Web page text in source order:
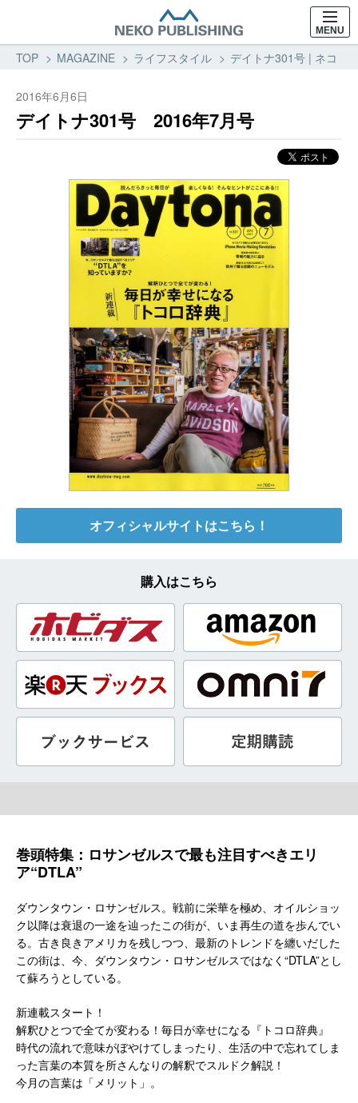
MENU
TOP MAGAZINE ライフスタイル デイトナ301号 | ネコ・
2016年6月6日
デイトナ301号 2016年7月号
オフィシャルサイトはこちら！
購入はこちら
巻頭特集：ロサンゼルスで最も注目すべきエリ
ア“DTLA”
ダウンタウン・ロサンゼルス。戦前に栄華を極め、オイルショッ
ク以降は衰退の一途を辿ったこの街が、いま再生の道を歩んでい
る。古き良きアメリカを残しつつ、最新のトレンドを纏いだした
この街は、今、ダウンタウン・ロサンゼルスではなく“DTLA”とし
て蘇ろうとしている。
新連載スタート！
解釈ひとつで全てが変わる！毎日が幸せになる『トコロ辞典』
時代の流れで意味がぼやけてしまったり、生活の中で忘れてしま
った言葉の本質を所さんなりの解釈でスルドク解説！
今月の言葉は「メリット」。